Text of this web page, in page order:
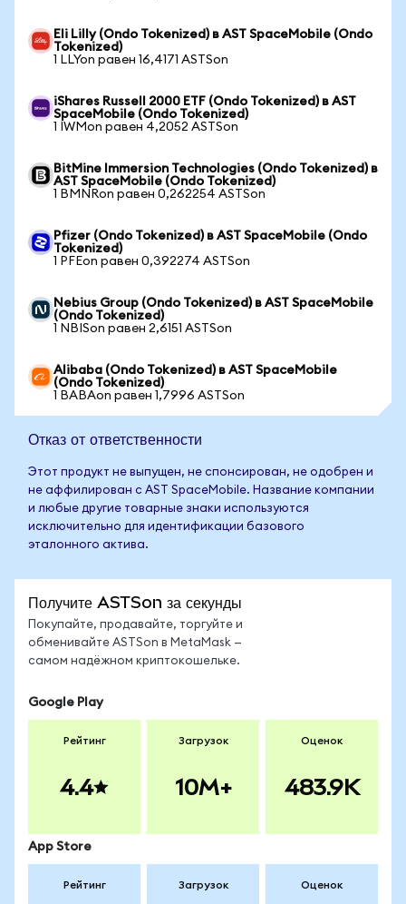
Eli Lilly (Ondo Tokenized) в AST SpaceMobile (Ondo
Tokenized)
1 LLYon равен 16,4171 ASTSon
iShares Russell 2000 ETF (Ondo Tokenized) в AST
SpaceMobile (Ondo Tokenized)
1 IWMon равен 4,2052 ASTSon
BitMine Immersion Technologies (Ondo Tokenized) в
AST SpaceMobile (Ondo Tokenized)
1 BMNRon равен 0,262254 ASTSon
Pfizer (Ondo Tokenized) в AST SpaceMobile (Ondo
Tokenized)
1 PFEon равен 0,392274 ASTSon
Nebius Group (Ondo Tokenized) в AST SpaceMobile
(Ondo Tokenized)
1 NBISon равен 2,6151 ASTSon
Alibaba (Ondo Tokenized) в AST SpaceMobile
(Ondo Tokenized)
1 BABAon равен 1,7996 ASTSon
Отказ от ответственности
Этот продукт не выпущен, не спонсирован, не одобрен и
не аффилирован с AST SpaceMobile. Название компании
и любые другие товарные знаки используются
исключительно для идентификации базового
эталонного актива.
Получите ASTSon за секунды
Покупайте, продавайте, торгуйте и
обменивайте ASTSon в MetaMask —
самом надёжном криптокошельке.
Google Play
Рейтинг
4.4
Загрузок
10M+
Оценок
483.9K
App Store
Рейтинг Загрузок Оценок